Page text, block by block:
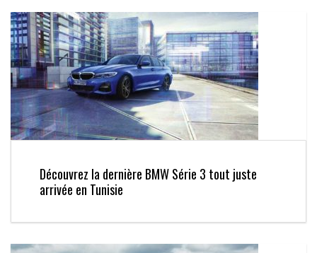
Découvrez la dernière BMW Série 3 tout juste
arrivée en Tunisie